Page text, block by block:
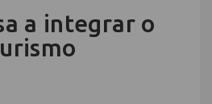
a integrar o